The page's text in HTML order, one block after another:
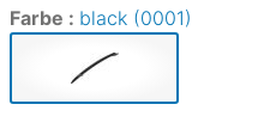
Farbe : black (0001)